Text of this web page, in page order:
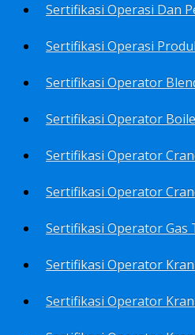
Sertifikasi Operasi
Sertifikasi Operator
Sertifikasi Operator
Sertifikasi Operator
Sertifikasi Operator Gas